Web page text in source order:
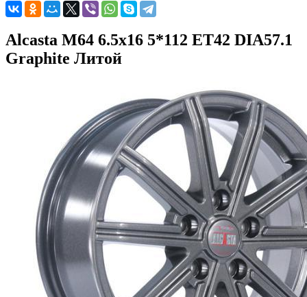
Alcasta M64 6.5x16 5*112 ET42 DIA57.1
Graphite Литой